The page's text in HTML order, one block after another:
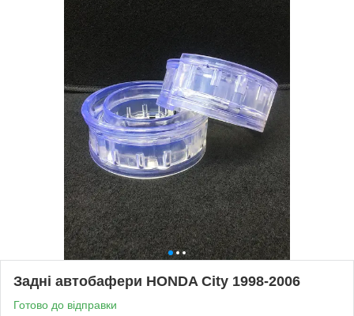
Задні автобафери HONDA City 1998-2006
Готово до відправки